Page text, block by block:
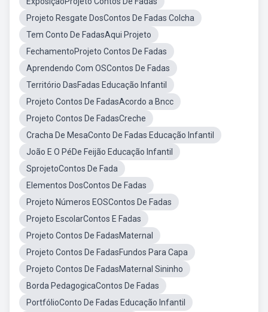
Projeto Resgate DosContos De Fadas Colcha
Tem Conto De FadasAqui Projeto
FechamentoProjeto Contos De Fadas
Aprendendo Com OSContos De Fadas
Território DasFadas Educação Infantil
Projeto Contos De FadasAcordo a Bncc
Projeto Contos De FadasCreche
Cracha De MesaConto De Fadas Educação Infantil
João E O PéDe Feijão Educação Infantil
SprojetoContos De Fada
Elementos DosContos De Fadas
Projeto Números EOSContos De Fadas
Projeto EscolarContos E Fadas
Projeto Contos De FadasMaternal
Projeto Contos De FadasFundos Para Capa
Projeto Contos De FadasMaternal Sininho
Borda PedagogicaContos De Fadas
PortfólioConto De Fadas Educação Infantil